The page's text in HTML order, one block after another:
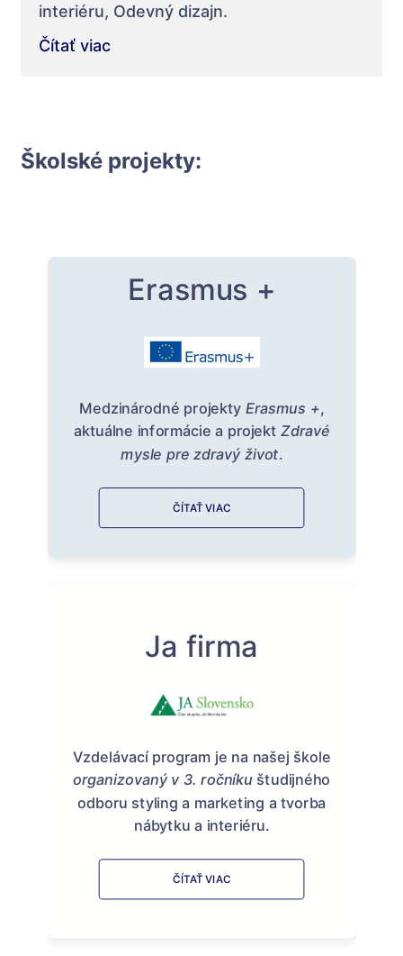
interiéru, Odevný dizajn.
Čítať viac
Školské projekty:
Erasmus +
Medzinárodné projekty Erasmus +,
aktuálne informácie a projekt Zdravé
mysle pre zdravý život.
ČÍTAŤ VIAC
Ja firma
Vzdelávací program je na našej škole
organizovaný v 3. ročníku študijného
odboru styling a marketing a tvorba
nábytku a interiéru.
ČÍTAŤ VIAC